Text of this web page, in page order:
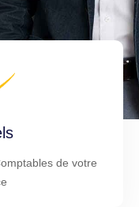
de votre